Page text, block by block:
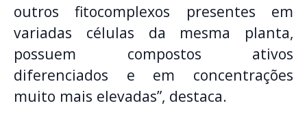
outros fitocomplexos presentes em
variadas células da mesma planta,
possuem compostos ativos
diferenciados e em concentrações
muito mais elevadas”, destaca.